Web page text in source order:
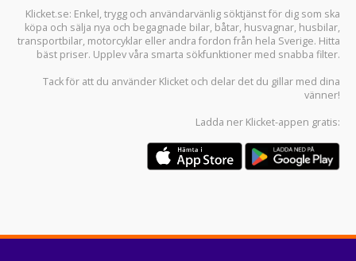
Klicket.se: Enkel, trygg och användarvänlig söktjänst för dig som ska
köpa och sälja nya och begagnade bilar, båtar, husvagnar, husbilar,
transportbilar, motorcyklar eller andra fordon från hela Sverige. Hitta
bäst priser. Upplev våra smarta sökfunktioner med snabba filter.
Tack för att du använder Klicket och delar det du gillar med dina
vänner!
Ladda ner Klicket-appen gratis: